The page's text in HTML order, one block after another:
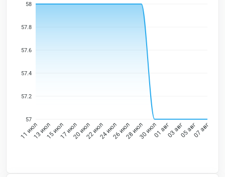
58
57.8
57.6
57.4
57.2
57
11 июл13 июл15 июл17 июл20 июл22 июл24 июл26 июл28 июл30 июл01 авг03 авг05 авг07 авг